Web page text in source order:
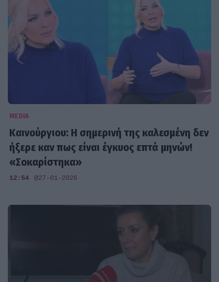
MEDIA
Καινούργιου: Η σημερινή της καλεσμένη δεν
ήξερε καν πως είναι έγκυος επτά μηνών!
«Σοκαρίστηκα»
12:54 @27-01-2026